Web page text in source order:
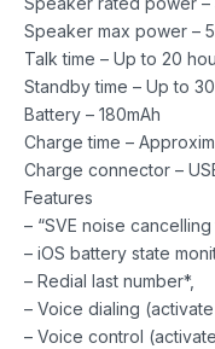
Speaker max power –
Talk time – Up to 20
Standby time – Up to
Battery – 180mAh
Charge time –
Charge connector –
Features
– “SVE noise
– iOS battery state
– Redial last number*,
– Voice dialing
– Voice control